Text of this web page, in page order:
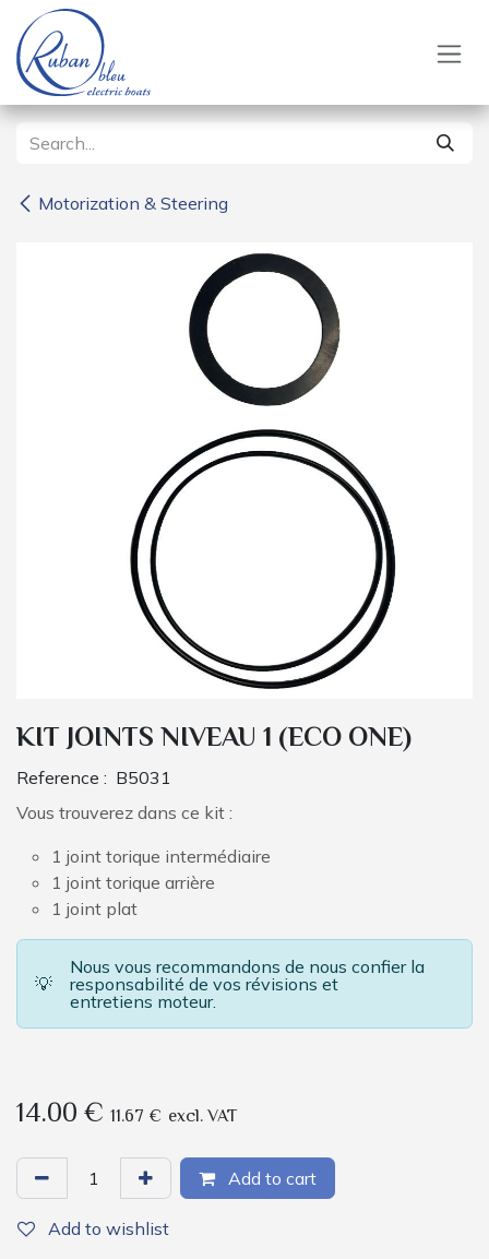
Skip to Content
Motorization & Steering
KIT JOINTS NIVEAU 1 (ECO ONE)
Reference : B5031
Vous trouverez dans ce kit :
1 joint torique intermédiaire
1 joint torique arrière
1 joint plat
💡
Nous vous recommandons de nous confier la
responsabilité de vos révisions et
entretiens moteur.
14.00€ 11.67 € excl. VAT
Add to cart
Add to wishlist